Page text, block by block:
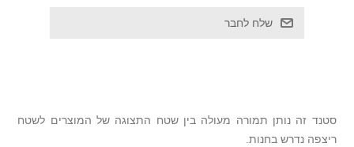
סטנד זה נותן תמורה מעולה בין שטח התצוגה של המוצרים לשטח
ריצפה נדרש בחנות.